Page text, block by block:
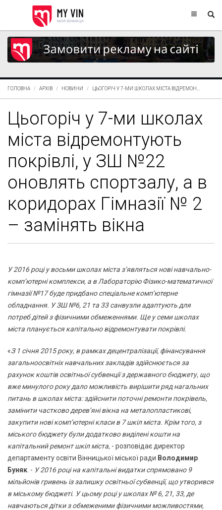
ГОЛОВНА АРХІВ НОВИНИ ЦЬОГОРІЧ У 7-МИ ШКОЛАХ МІСТА ВІДРЕМОН...
Цьогоріч у 7-ми школах
міста відремонтують
покрівлі, у ЗШ №22
оновлять спортзалу, а в
коридорах Гімназії № 2
– замінять вікна
У 2016 році у восьми школах міста з’являться нові навчально-
комп’ютерні комплекси, а в Лабораторію Фізико-математичної
гімназії №17 буде придбано спеціальне комп’ютерне
обладнання. У ЗШ №6, 21 та 33 санвузли адаптують для
потреб дітей з фізичними обмеженнями. Ще у семи школах
міста планується капітально відремонтувати покрівлі.
«З 1 січня 2015 року, в рамках децентралізації, фінансування
загальноосвітніх навчальних закладів здійснюється за
рахунок коштів освітньої субвенції з державного бюджету, що
вже минулого року дало можливість вирішити ряд нагальних
питань в школах міста: здійснити поточні ремонти покрівель,
замінити частково дерев’яні вікна на металопластикові,
закупити нові комп’ютерні класи в 7 шкіл міста. Крім того, з
міського бюджету були додатково виділені кошти на
капітальний ремонт шкіл міста, - розповідає директор
департаменту освіти Вінницької міської ради Володимир
Буняк . - У 2016 році на капітальні видатки спрямовано 9
мільйонів гривень із залишку освітньої субвенції, що утворився
в міському бюджеті. У цьому році у школах № 6, 21, 33, де
навчаються дітки з обмеженими фізичними можливостями,